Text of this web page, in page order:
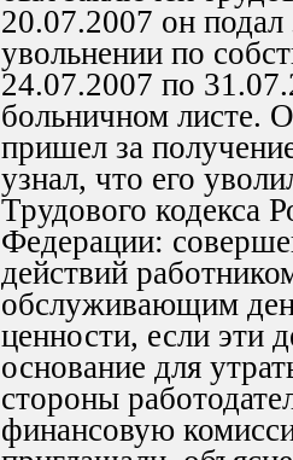
20.07.2007 он подал
увольнении по
24.07.2007 по
больничном листе.
пришел за
узнал, что его
Трудового кодекса
Федерации:
действий
обслуживающим
ценности, если эти
основание для
стороны
финансовую